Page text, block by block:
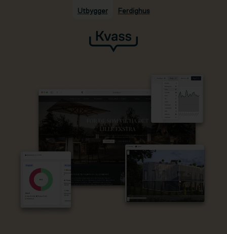
Hopp til hovedinnhold
Utbygger Ferdighus